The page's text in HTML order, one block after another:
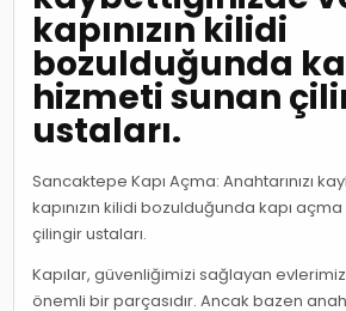
kapınızın kilidi
bozulduğunda
hizmeti sunan
ustaları.
Sancaktepe Kapı Açma: Anahtarınızı
kapınızın kilidi bozulduğunda kapı
çilingir ustaları.
Kapılar, güvenliğimizi sağlayan
önemli bir parçasıdır. Ancak bazen